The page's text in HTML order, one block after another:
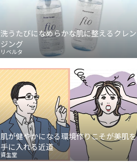
洗うたびになめらかな肌に整えるクレン
ジング
リベルタ
肌が健やかになる環境作りこそが美肌を
手に入れる近道
資生堂